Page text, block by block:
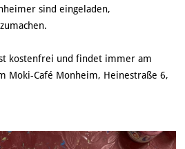
sind eingeladen,
kostenfrei und findet immer am
Moki-Café Monheim, Heinestraße 6,